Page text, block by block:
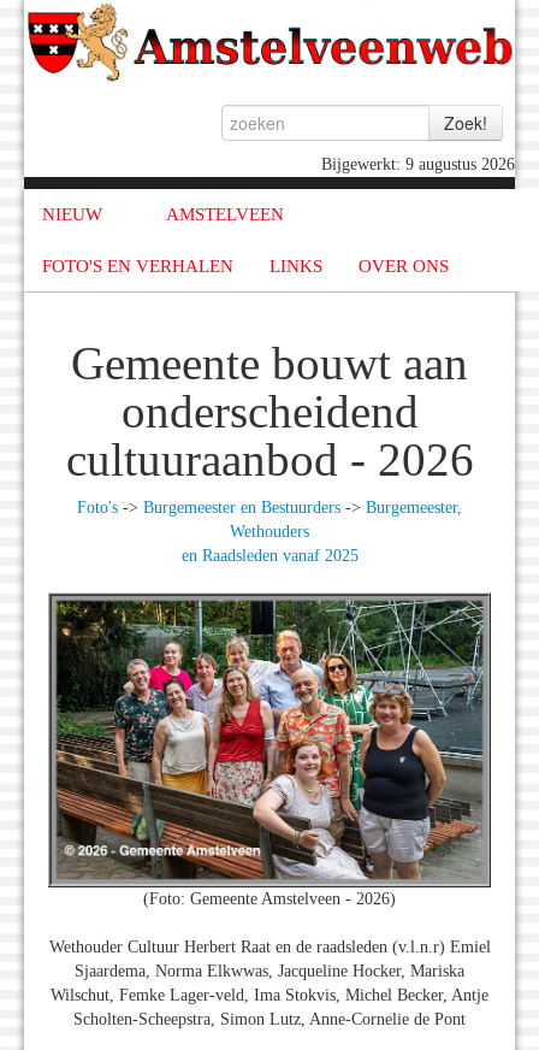
Bijgewerkt: 9 augustus 2026
NIEUW AMSTELVEEN
FOTO'S EN VERHALEN LINKS OVER ONS
Gemeente bouwt aan
onderscheidend
cultuuraanbod - 2026
Foto's -> Burgemeester en Bestuurders -> Burgemeester,
Wethouders
en Raadsleden vanaf 2025
(Foto: Gemeente Amstelveen - 2026)
Wethouder Cultuur Herbert Raat en de raadsleden (v.l.n.r) Emiel
Sjaardema, Norma Elkwwas, Jacqueline Hocker, Mariska
Wilschut, Femke Lager-veld, Ima Stokvis, Michel Becker, Antje
Scholten-Scheepstra, Simon Lutz, Anne-Cornelie de Pont